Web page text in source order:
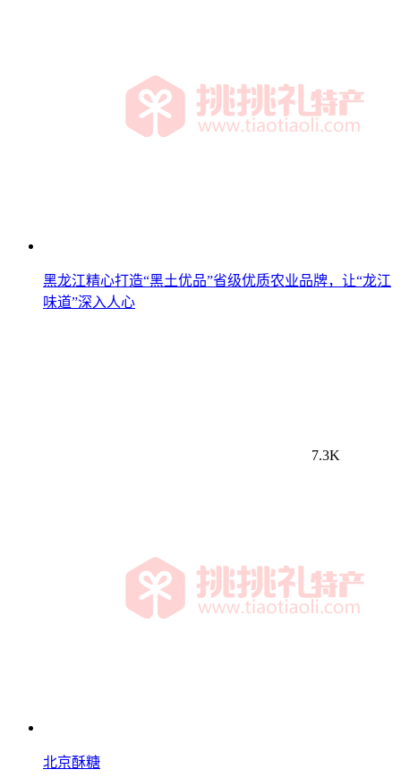
黑龙江精心打造“黑土优品”省级优质农业品牌，让“龙江
味道”深入人心
7.3K
北京酥糖